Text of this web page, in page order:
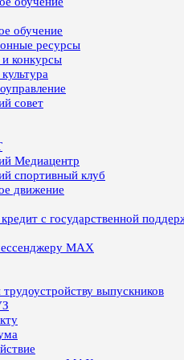
обучение
ресурсы
конкурсы
совет
Медиацентр
спортивный клуб
движение
с государственной
MAX
выпускников